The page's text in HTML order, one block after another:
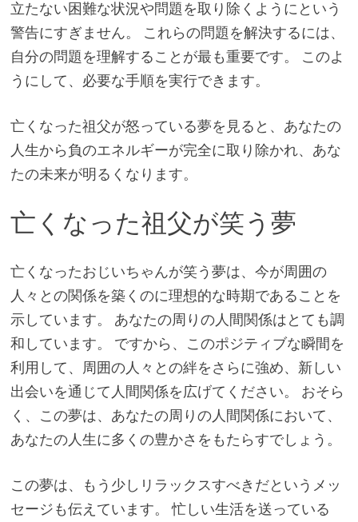
立たない困難な状況や問題を取り除くようにという
警告にすぎません。 これらの問題を解決するには、
自分の問題を理解することが最も重要です。 このよ
うにして、必要な手順を実行できます。
亡くなった祖父が怒っている夢を見ると、あなたの
人生から負のエネルギーが完全に取り除かれ、あな
たの未来が明るくなります。
亡くなった祖父が笑う夢
亡くなったおじいちゃんが笑う夢は、今が周囲の
人々との関係を築くのに理想的な時期であることを
示しています。 あなたの周りの人間関係はとても調
和しています。 ですから、このポジティブな瞬間を
利用して、周囲の人々との絆をさらに強め、新しい
出会いを通じて人間関係を広げてください。 おそら
く、この夢は、あなたの周りの人間関係において、
あなたの人生に多くの豊かさをもたらすでしょう。
この夢は、もう少しリラックスすべきだというメッ
セージも伝えています。 忙しい生活を送っている